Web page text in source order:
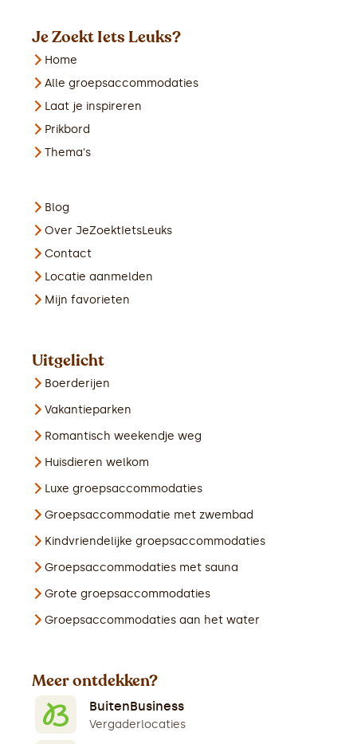
Je Zoekt Iets Leuks?
Home
Alle groepsaccommodaties
Laat je inspireren
Prikbord
Thema's
Blog
Over JeZoektIetsLeuks
Contact
Locatie aanmelden
Mijn favorieten
Uitgelicht
Boerderijen
Vakantieparken
Romantisch weekendje weg
Huisdieren welkom
Luxe groepsaccommodaties
Groepsaccommodatie met zwembad
Kindvriendelijke groepsaccommodaties
Groepsaccommodaties met sauna
Grote groepsaccommodaties
Groepsaccommodaties aan het water
Meer ontdekken?
BuitenBusiness
Vergaderlocaties